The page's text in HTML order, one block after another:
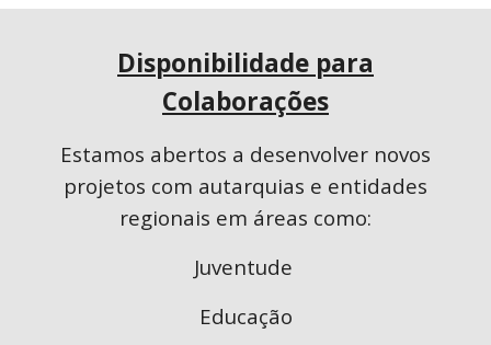
Disponibilidade para
Colaborações
Estamos abertos a desenvolver novos
projetos com autarquias e entidades
regionais em áreas como:
Juventude
Educação